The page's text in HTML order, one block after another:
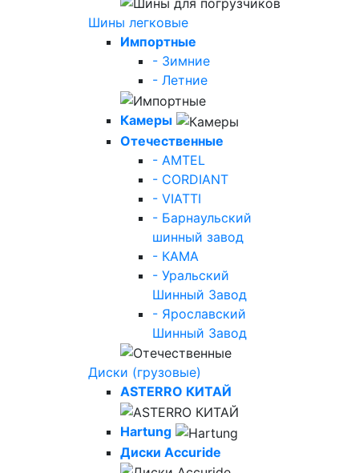
Шины легковые
Импортные
- Зимние
- Летние
Камеры
Отечественные
- AMTEL
- CORDIANT
- VIATTI
- Барнаульский
шинный завод
- КАМА
- Уральский
Шинный Завод
- Ярославский
Шинный Завод
Диски (грузовые)
ASTERRO КИТАЙ
Hartung
Диски Accuride